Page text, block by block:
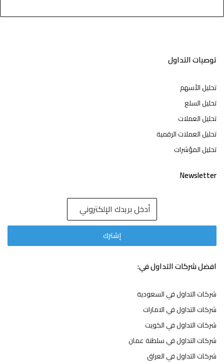
توصيات التداول
تحليل الأسهم
تحليل السلع
تحليل العملات
تحليل العملات الرقمية
تحليل المؤشرات
Newsletter
افضل شركات التداول في:
شركات التداول في السعودية
شركات التداول في الامارات
شركات التداول في الكويت
شركات التداول في سلطنة عمان
شركات التداول في العراق